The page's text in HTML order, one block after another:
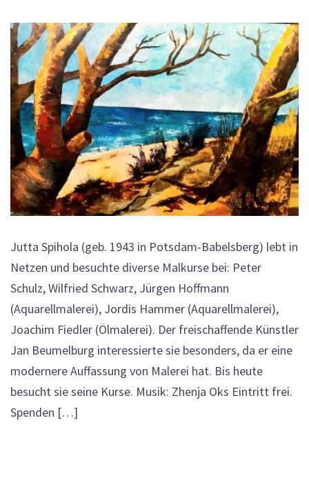
Jutta Spihola (geb. 1943 in Potsdam-Babelsberg) lebt in
Netzen und besuchte diverse Malkurse bei: Peter
Schulz, Wilfried Schwarz, Jürgen Hoffmann
(Aquarellmalerei), Jordis Hammer (Aquarellmalerei),
Joachim Fiedler (Ölmalerei). Der freischaffende Künstler
Jan Beumelburg interessierte sie besonders, da er eine
modernere Auffassung von Malerei hat. Bis heute
besucht sie seine Kurse. Musik: Zhenja Oks Eintritt frei.
Spenden […]